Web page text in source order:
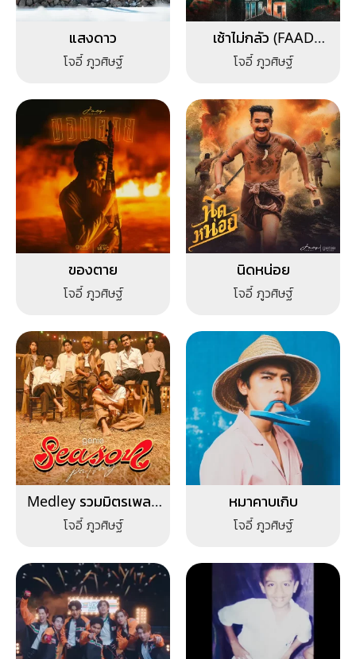
แสงดาว
โจอี้ ภูวศิษฐ์
เช้าไม่กลัว (FAAD
FEST)
โจอี้ ภูวศิษฐ์
ของตาย
โจอี้ ภูวศิษฐ์
นิดหน่อย
โจอี้ ภูวศิษฐ์
Medley รวมมิตรเพลง
ช้า PALMY
โจอี้ ภูวศิษฐ์
หมาคาบเกิบ
โจอี้ ภูวศิษฐ์